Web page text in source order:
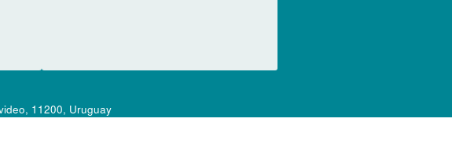
11200, Uruguay